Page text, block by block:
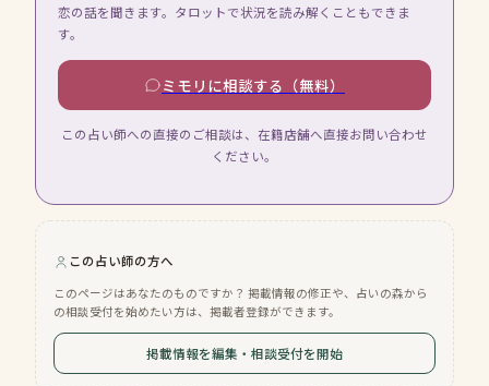
恋の話を聞きます。タロットで状況を読み解くこともできま
す。
ミモリに相談する（無料）
この占い師への直接のご相談は、在籍店舗へ直接お問い合わせ
ください。
この占い師の方へ
このページはあなたのものですか？ 掲載情報の修正や、占いの森から
の相談受付を始めたい方は、掲載者登録ができます。
掲載情報を編集・相談受付を開始